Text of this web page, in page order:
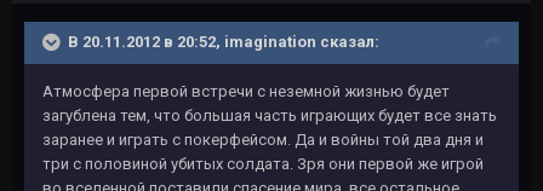
В 20.11.2012 в 20:52, imagination сказал:
Атмосфера первой встречи с неземной жизнью будет
загублена тем, что большая часть играющих будет все знать
заранее и играть с покерфейсом. Да и войны той два дня и
три с половиной убитых солдата. Зря они первой же игрой